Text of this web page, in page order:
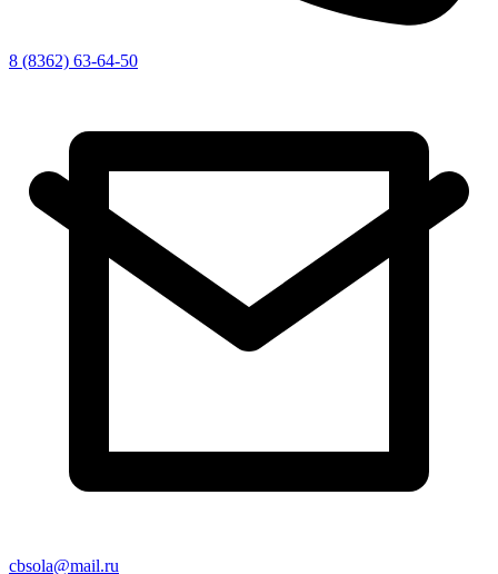
8 (8362) 63-64-50
cbsola@mail.ru